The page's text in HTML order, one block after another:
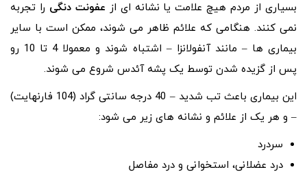
بسیاری از مردم هیچ علامت یا نشانه ای از عفونت دنگی را تجربه
نمی کنند. هنگامی که علائم ظاهر می شوند، ممکن است با سایر
بیماری ها – مانند آنفولانزا – اشتباه شوند و معمولا 4 تا 10 رو
پس از گزیده شدن توسط یک پشه آئدس شروع می شوند.
این بیماری باعث تب شدید – 40 درجه سانتی گراد (104 فارنهایت)
– و هر یک از علائم و نشانه های زیر می شود:
سردرد
درد عضلانی، استخوانی و درد مفاصل